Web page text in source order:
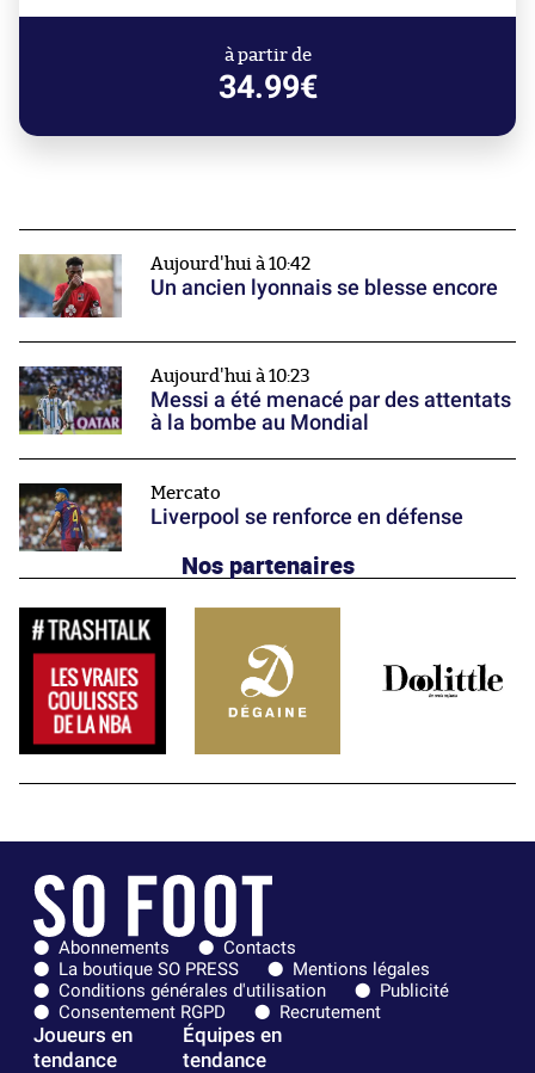
à partir de
34.99€
Aujourd'hui à 10:42
Un ancien lyonnais se blesse encore
Aujourd'hui à 10:23
Messi a été menacé par des attentats
à la bombe au Mondial
Mercato
Liverpool se renforce en défense
Nos partenaires
Abonnements
Contacts
La boutique SO PRESS
Mentions légales
Conditions générales d'utilisation
Publicité
Consentement RGPD
Recrutement
Joueurs en
tendance
Équipes en
tendance